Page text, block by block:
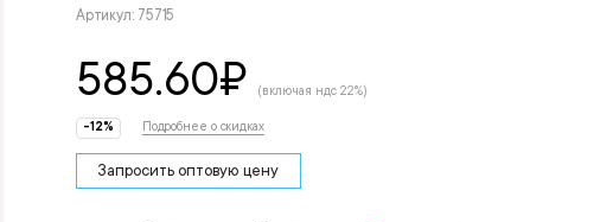
Артикул: 75715
585.60₽ (включая ндс 22%)
-12% Подробнее о скидках
Запросить оптовую цену